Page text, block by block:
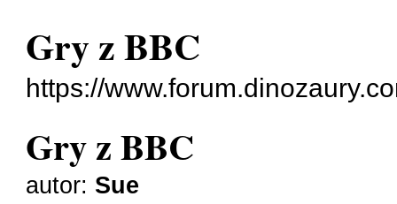
Gry z BBC
https://
Gry z BBC
autor: Sue